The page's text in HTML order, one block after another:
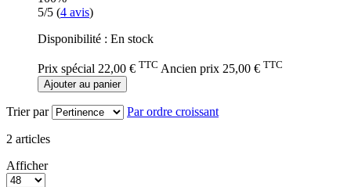
5/5 (4 avis)
Disponibilité : En stock
Prix spécial 22,00 € TTC Ancien prix 25,00 € TTC
Ajouter au panier
Trier par Par ordre croissant
2 articles
Afficher